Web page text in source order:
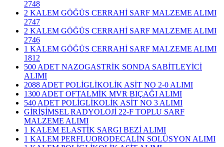
2748
2 KALEM GÖĞÜS CERRAHİ SARF MALZEME ALIMI
2747
2 KALEM GÖĞÜS CERRAHİ SARF MALZEME ALIMI
2746
1 KALEM GÖĞÜS CERRAHİ SARF MALZEME ALIMI
1812
500 ADET NAZOGASTRİK SONDA SABİTLEYİCİ
ALIMI
2088 ADET POLİGLİKOLİK ASİT NO 2-0 ALIMI
1300 ADET OFTALMİK MVR BIÇAĞI ALIMI
540 ADET POLİGLİKOLİK ASİT NO 3 ALIMI
GİRİŞİMSEL RADYOLOJİ 22-F TOPLU SARF
MALZEME ALIMI
1 KALEM ELASTİK SARGI BEZİ ALIMI
1 KALEM PERFLUORODECALİN SOLÜSYON ALIMI